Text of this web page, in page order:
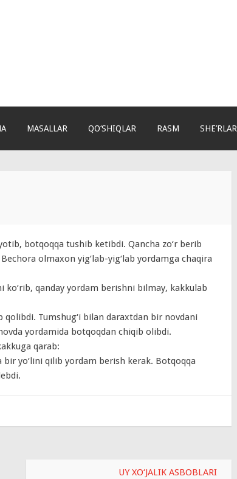
MASALLAR QO‘SHIQLAR RASM SHE’RLAR
botqoqqa tushib ketibdi. Qancha zo‘r berib
olmaxon yig‘lab-yig‘lab yordamga chaqira
qanday yordam berishni bilmay, kakkulab
Tumshug‘i bilan daraxtdan bir novdani
yordamida botqoqdan chiqib olibdi.
qarab:
yo‘lini qilib yordam berish kerak. Botqoqqa
UY XO‘JALIK ASBOBLARI